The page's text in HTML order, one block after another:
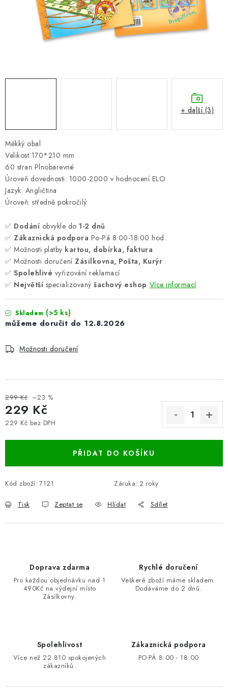
ŠACHOVÝ MERCH
VÝPRODEJ
FAQ
Měkký obal
Velikost 170*210 mm
60 stran Plnobarevné
Úroveň dovednosti: 1000-2000 v hodnocení ELO
Jazyk: Angličtina
Úroveň: středně pokročilý
✅ Dodání obvykle do 1-2 dnů
✅ Zákaznická podpora Po-Pá 8:00-18:00 hod.
✅ Možnosti platby kartou, dobírka, faktura
✅ Možnosti doručení Zásilkovna, Pošta, Kurýr
✅ Spolehlivé vyřizování reklamací
✅ Největší specializovaný šachový eshop Více informací
Skladem (>5 ks)
12.8.2026
Možnosti doručení
299 Kč –23 %
229 Kč
229 Kč bez DPH
PŘIDAT DO KOŠÍKU
Kód zboží: 7121 Záruka: 2 roky
Tisk Zeptat se Hlídat Sdílet
+ další (3)
Doprava zdarma
Pro každou objednávku nad 1
490Kč na výdejní místo
Zásilkovny.
Rychlé doručení
Veškeré zboží máme skladem.
Dodáváme do 2 dnů.
Spolehlivost
Více než 22 810 spokojených
zákazníků.
Zákaznická podpora
PO-PÁ 8:00 - 18:00